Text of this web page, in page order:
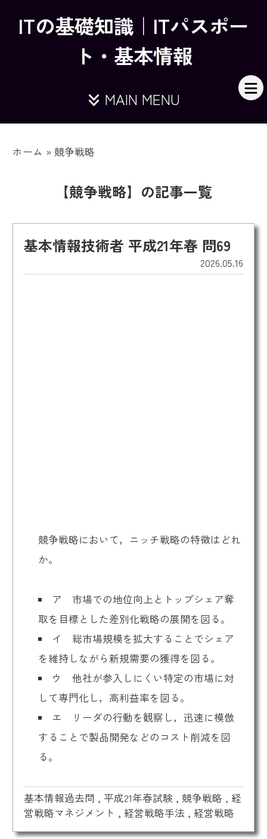
ITの基礎知識｜ITパスポー
ト・基本情報
MAIN MENU
ホーム »競争戦略
【競争戦略】の記事一覧
基本情報技術者 平成21年春 問69
2026.05.16
競争戦略において，ニッチ戦略の特徴はどれ
か。
ア 市場での地位向上とトップシェア奪
取を目標とした差別化戦略の展開を図る。
イ 総市場規模を拡大することでシェア
を維持しながら新規需要の獲得を図る。
ウ 他社が参入しにくい特定の市場に対
して専門化し，高利益率を図る。
エ リーダの行動を観察し，迅速に模倣
することで製品開発などのコスト削減を図
る。
基本情報過去問 , 平成21年春試験 , 競争戦略 , 経
営戦略マネジメント , 経営戦略手法 , 経営戦略